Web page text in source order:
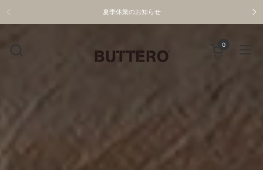
夏季休業のお知らせ
カートを開く
0
メニ